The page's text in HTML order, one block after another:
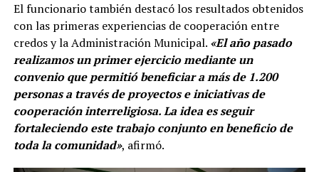
El funcionario también destacó los resultados obtenidos
con las primeras experiencias de cooperación entre
credos y la Administración Municipal. «El año pasado
realizamos un primer ejercicio mediante un
convenio que permitió beneficiar a más de 1.200
personas a través de proyectos e iniciativas de
cooperación interreligiosa. La idea es seguir
fortaleciendo este trabajo conjunto en beneficio de
toda la comunidad», afirmó.